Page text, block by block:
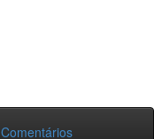
Comentários